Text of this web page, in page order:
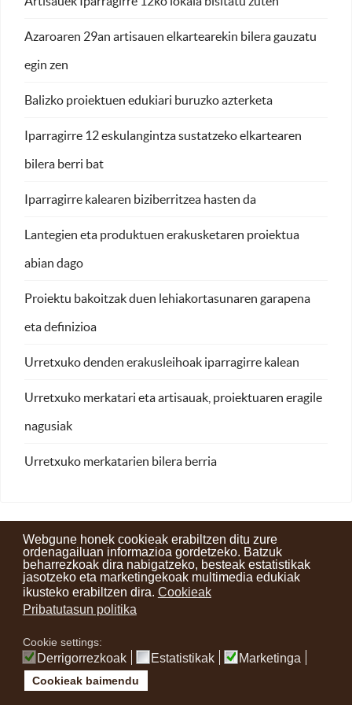
Webgune honek cookieak erabiltzen ditu zure
ordenagailuan informazioa gordetzeko. Batzuk
beharrezkoak dira nabigatzeko, besteak estatistikak
jasotzeko eta marketingekoak multimedia edukiak
ikusteko erabiltzen dira. Cookieak
Pribatutasun politika
Cookie settings:
Derrigorrezkoak Estatistikak Marketinga
Cookieak baimendu
Azaroaren 29an artisauen elkartearekin bilera gauzatu
egin zen
Balizko proiektuen edukiari buruzko azterketa
Iparragirre 12 eskulangintza sustatzeko elkartearen
bilera berri bat
Iparragirre kalearen biziberritzea hasten da
Lantegien eta produktuen erakusketaren proiektua
abian dago
Proiektu bakoitzak duen lehiakortasunaren garapena
eta definizioa
Urretxuko denden erakusleihoak iparragirre kalean
Urretxuko merkatari eta artisauak, proiektuaren eragile
nagusiak
Urretxuko merkatarien bilera berria
Kontaktuak Erabilera baldintzak Lege oharra
Berriak
Zure iritzia
facebookyoutube